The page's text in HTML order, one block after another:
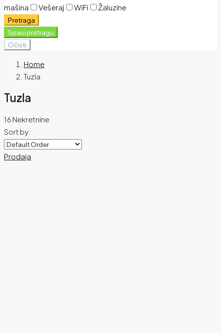
mašina
Vešeraj WiFi Žaluzine
Pretraga
Spasi pretragu
Očisti
Home
Tuzla
Tuzla
16 Nekretnine
Sort by:
Prodaja